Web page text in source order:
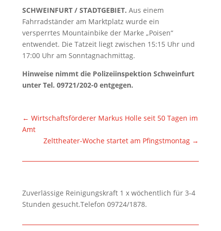
SCHWEINFURT / STADTGEBIET. Aus einem
Fahrradständer am Marktplatz wurde ein
versperrtes Mountainbike der Marke „Poisen“
entwendet. Die Tatzeit liegt zwischen 15:15 Uhr und
17:00 Uhr am Sonntagnachmittag.
Hinweise nimmt die Polizeiinspektion Schweinfurt
unter Tel. 09721/202-0 entgegen.
← Wirtschaftsförderer Markus Holle seit 50 Tagen im
Amt
Zelttheater-Woche startet am Pfingstmontag →
Zuverlässige Reinigungskraft 1 x wöchentlich für 3-4
Stunden gesucht.Telefon 09724/1878.